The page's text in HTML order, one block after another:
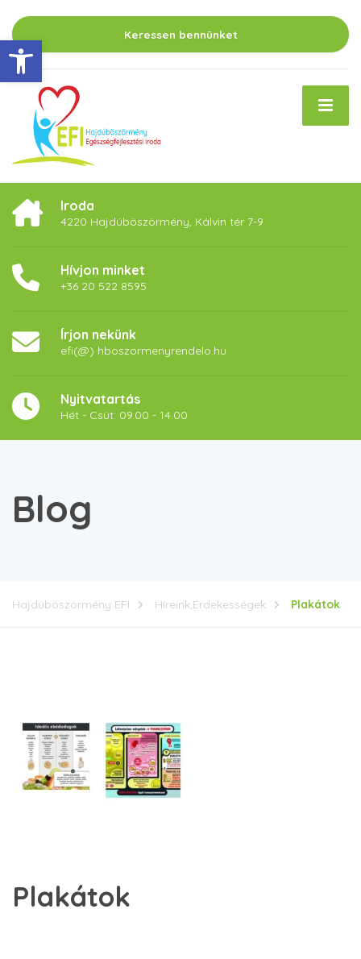
Eszköztár megnyitása
Keressen bennünket
Iroda
4220 Hajdúböszörmény, Kálvin tér 7-9
Hívjon minket
+36 20 522 8595
Írjon nekünk
efi(@) hboszormenyrendelo.hu
Nyitvatartás
Hét - Csüt: 09.00 - 14.00
Blog
Hajdúböszörmény EFI Híreink,Érdekességek Plakátok
Plakátok